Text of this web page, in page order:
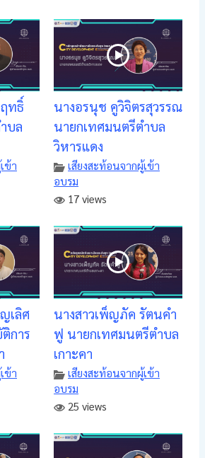
ทธิ์
บล
ข้า
นางอรนุช คูวิจิตรสุวรรณ
นายกเทศมนตรีตำบล
วิหารแดง
เสียงสะท้อนจากผู้เข้า
อบรม
17 views
เลิศ
การ
ข้า
นางสาวเพ็ญภัค รัตนคำ
ฟู นายกเทศมนตรีตำบล
เกาะคา
เสียงสะท้อนจากผู้เข้า
อบรม
25 views